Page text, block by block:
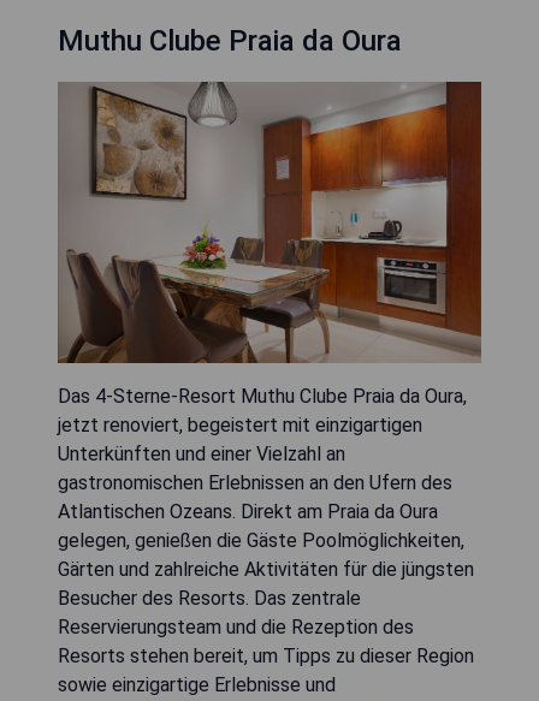
Muthu Clube Praia da Oura
Das 4-Sterne-Resort Muthu Clube Praia da Oura,
jetzt renoviert, begeistert mit einzigartigen
Unterkünften und einer Vielzahl an
gastronomischen Erlebnissen an den Ufern des
Atlantischen Ozeans. Direkt am Praia da Oura
gelegen, genießen die Gäste Poolmöglichkeiten,
Gärten und zahlreiche Aktivitäten für die jüngsten
Besucher des Resorts. Das zentrale
Reservierungsteam und die Rezeption des
Resorts stehen bereit, um Tipps zu dieser Region
sowie einzigartige Erlebnisse und